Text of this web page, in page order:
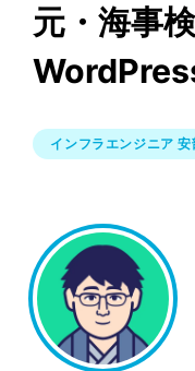
元・海事
インフラエンジニア 安